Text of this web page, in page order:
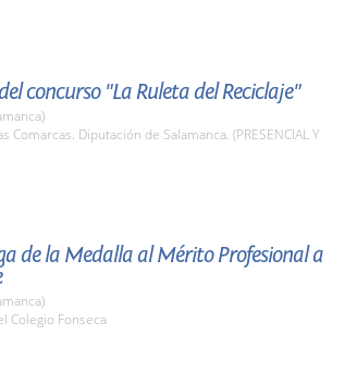
concurso "La Ruleta del Reciclaje"
Comarcas. Diputación de Salamanca. (PRESENCIAL Y
de la Medalla al Mérito Profesional a
Colegio Fonseca